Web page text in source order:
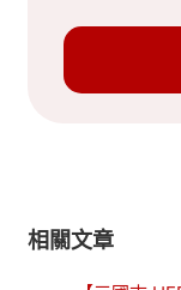
相關文章